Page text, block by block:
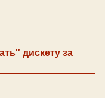
дискету за